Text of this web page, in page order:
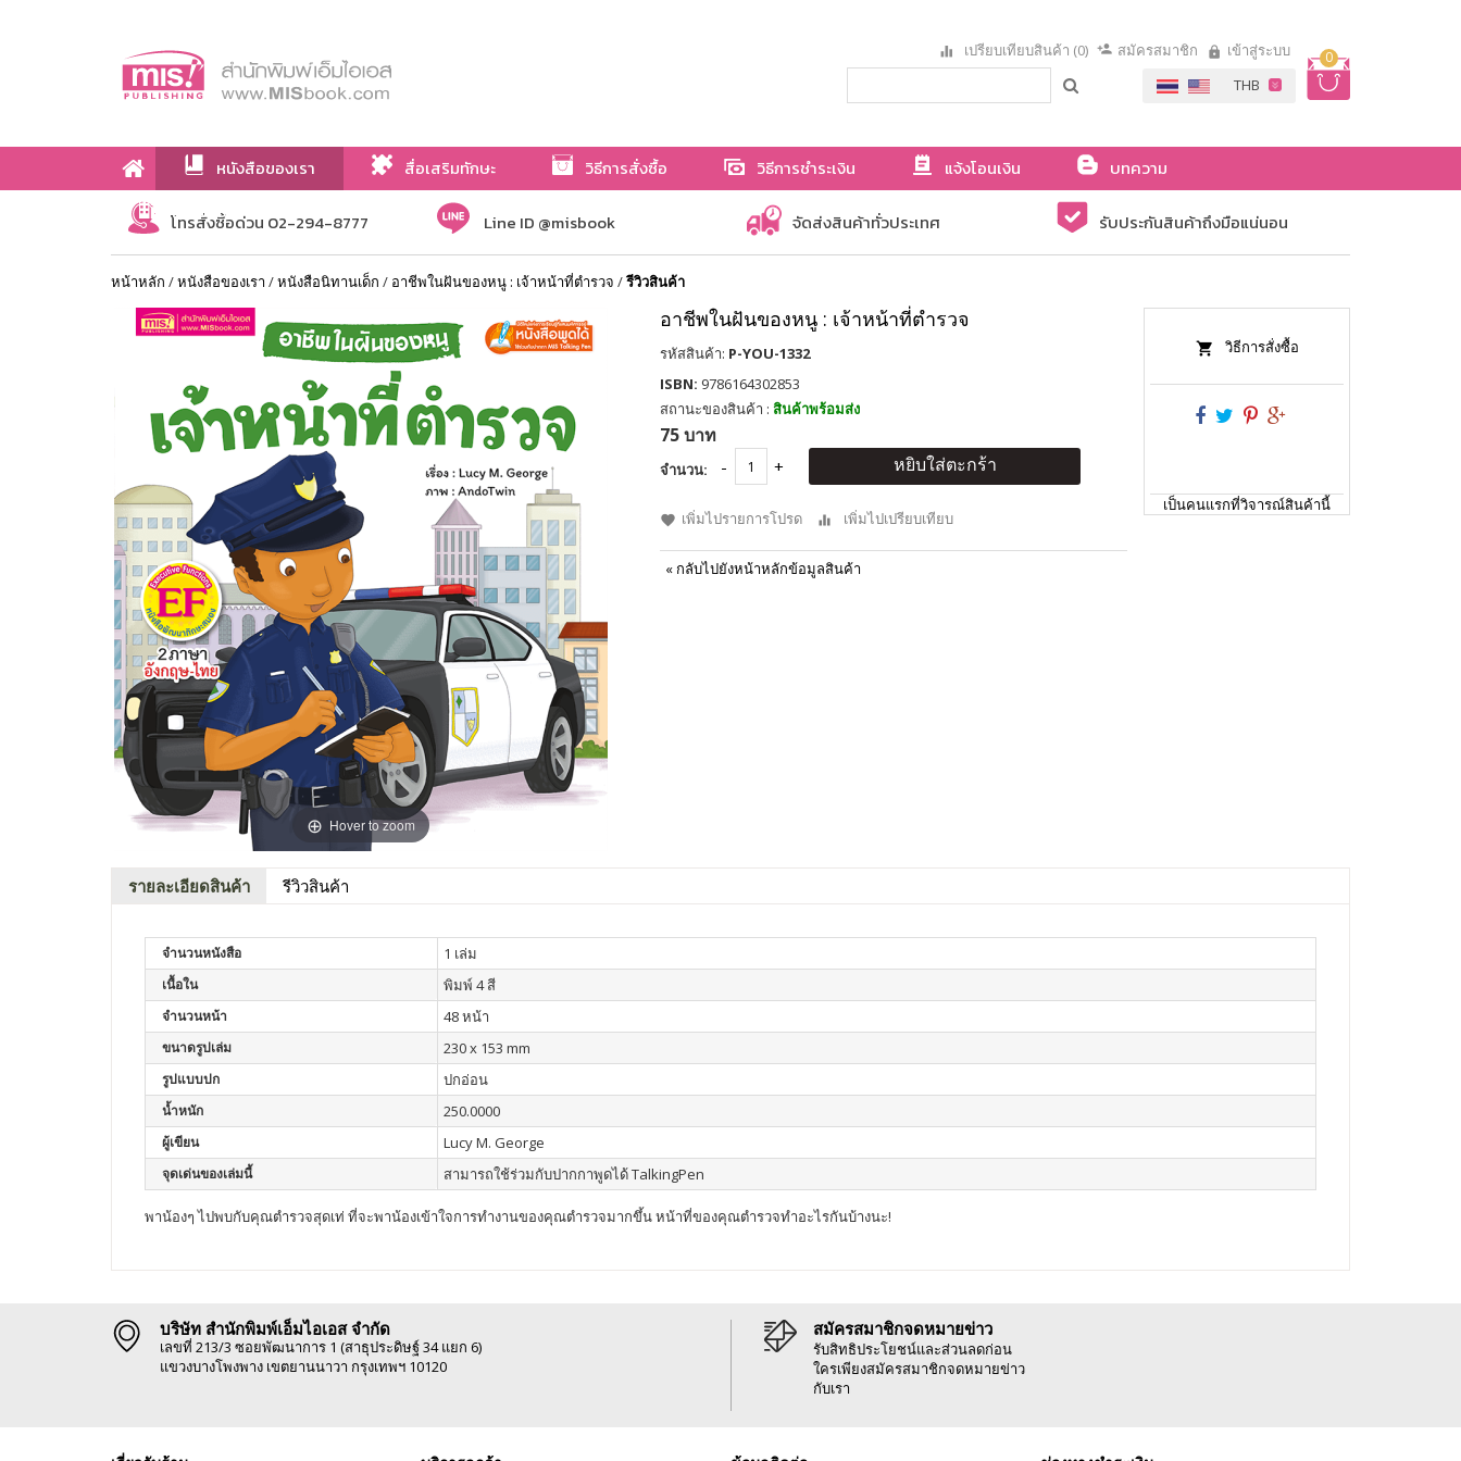
0
เปรียบเทียบสินค้า (0) สมัครสมาชิก เข้าสู่ระบบ
หนังสือของเรา สื่อเสริมทักษะ วิธีการสั่งซื้อ วิธีการชำระเงิน แจ้งโอนเงิน
บทความ
เกี่ยวกับเรา
โทรสั่งซื้อด่วน 02-294-8777 Line ID @misbook จัดส่งสินค้าทั่วประเทศ รับประกันสินค้าถึงมือแน่นอน
หน้าหลัก /หนังสือของเรา /หนังสือนิทานเด็ก / อาชีพในฝันของหนู : เจ้าหน้าที่ตำรวจ /รีวิวสินค้า
Hover to zoom
อาชีพในฝันของหนู : เจ้าหน้าที่ตำรวจ
รหัสสินค้า: P-YOU-1332
ISBN: 9786164302853
สถานะของสินค้า : สินค้าพร้อมส่ง
75 บาท
จำนวน: หยิบใส่ตะกร้า
เพิ่มไปรายการโปรด เพิ่มไปเปรียบเทียบ
« กลับไปยังหน้าหลักข้อมูลสินค้า
วิธีการสั่งซื้อ
เป็นคนแรกที่วิจารณ์สินค้านี้
รายละเอียดสินค้า รีวิวสินค้า
จำนวนหนังสือ 1 เล่ม
เนื้อใน พิมพ์ 4 สี
จำนวนหน้า 48 หน้า
ขนาดรูปเล่ม 230 x 153 mm
รูปแบบปก ปกอ่อน
น้ำหนัก 250.0000
ผู้เขียน Lucy M. George
จุดเด่นของเล่มนี้ สามารถใช้ร่วมกับปากกาพูดได้ TalkingPen
พาน้องๆ ไปพบกับคุณตำรวจสุดเท่ ที่จะพาน้องเข้าใจการทำงานของคุณตำรวจมากขึ้น หน้าที่ของคุณตำรวจทำอะไรกันบ้างนะ!
บริษัท สำนักพิมพ์เอ็มไอเอส จำกัด
เลขที่ 213/3 ซอยพัฒนาการ 1 (สาธุประดิษฐ์ 34 แยก 6)
แขวงบางโพงพาง เขตยานนาวา กรุงเทพฯ 10120
สมัครสมาชิกจดหมายข่าว
รับสิทธิประโยชน์และส่วนลดก่อน
ใครเพียงสมัครสมาชิกจดหมายข่าว
กับเรา